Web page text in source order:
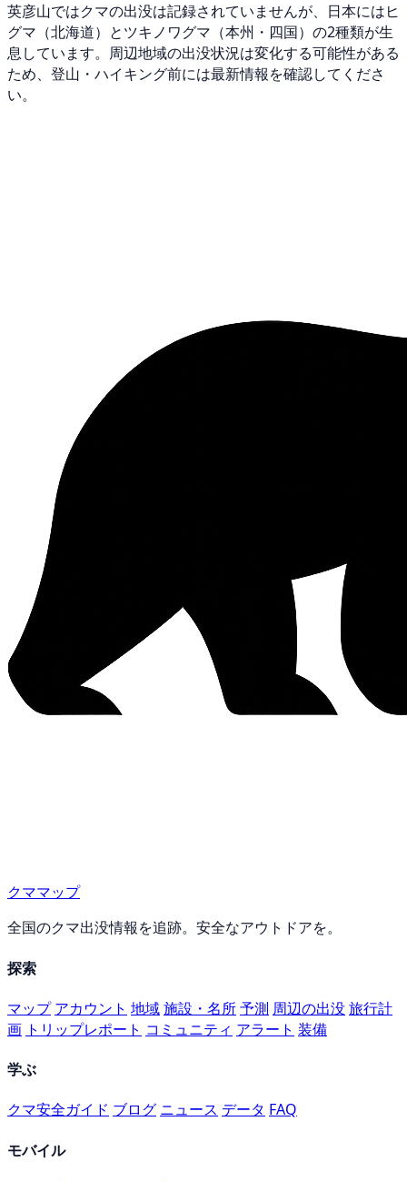
英彦山ではクマの出没は記録されていませんが、日本にはヒ
グマ（北海道）とツキノワグマ（本州・四国）の2種類が生
息しています。周辺地域の出没状況は変化する可能性がある
ため、登山・ハイキング前には最新情報を確認してくださ
い。
クママップ
全国のクマ出没情報を追跡。安全なアウトドアを。
探索
マップ アカウント 地域施設・名所予測 周辺の出没旅行計
画 トリップレポート コミュニティ アラート 装備
学ぶ
クマ安全ガイド ブログ ニュース データ FAQ
モバイル